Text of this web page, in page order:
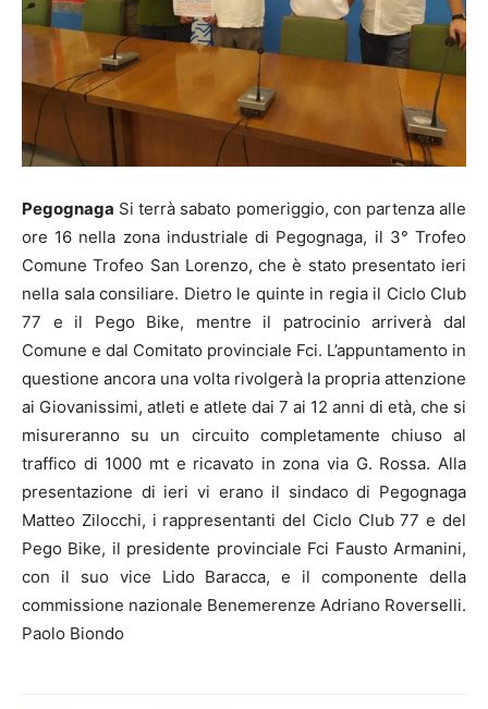
Pegognaga Si terrà sabato pomeriggio, con partenza alle
ore 16 nella zona industriale di Pegognaga, il 3° Trofeo
Comune Trofeo San Lorenzo, che è stato presentato ieri
nella sala consiliare. Dietro le quinte in regia il Ciclo Club
77 e il Pego Bike, mentre il patrocinio arriverà dal
Comune e dal Comitato provinciale Fci. L’appuntamento in
questione ancora una volta rivolgerà la propria attenzione
ai Giovanissimi, atleti e atlete dai 7 ai 12 anni di età, che si
misureranno su un circuito completamente chiuso al
traffico di 1000 mt e ricavato in zona via G. Rossa. Alla
presentazione di ieri vi erano il sindaco di Pegognaga
Matteo Zilocchi, i rappresentanti del Ciclo Club 77 e del
Pego Bike, il presidente provinciale Fci Fausto Armanini,
con il suo vice Lido Baracca, e il componente della
commissione nazionale Benemerenze Adriano Roverselli.
Paolo Biondo